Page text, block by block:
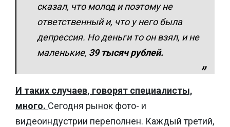
сказал, что молод и поэтому не
ответственный и, что у него была
депрессия. Но деньги то он взял, и не
маленькие, 39 тысяч рублей.
И таких случаев, говорят специалисты,
много. Сегодня рынок фото- и
видеоиндустрии переполнен. Каждый третий,